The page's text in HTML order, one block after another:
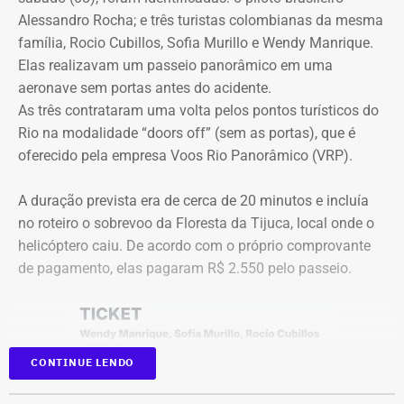
apresentar defesa no processo do TCE.
Diferença de processos
Vale ressaltar que, diferentemente da Concorrência nº
041/2025 que foi objeto de determinação de anulação
pelo TCE, o aditivo recém-publicado é referente a um
procedimento licitatório anterior: a Concorrência SRP nº
036/2022.
Ainda que se trate de licitações distintas, a manutenção
dos pagamentos e a prorrogação milionária a favor da
Geo Ambiental Empreendimentos LTDA ocorrem
exatamente no momento em que a conduta da Secretaria
de Obras e os contratos de aluguel de maquinário pesado
do município estão sob severa auditoria da Corte de
Contas.
Com tradição na realização de debates eleitorais, a Band
promove o encontro como um espaço para o confronto
de ideias e para que os eleitores conheçam as propostas
dos candidatos. A mediação será da jornalista Adriana
Araújo.
Como vai ser o debate
O formato do debate consiste em três blocos de
perguntas e respostas, confrontos diretos entre os
participantes e espaço para considerações finais.
A ordem das perguntas será definida por sorteio, e o
mediador apenas fará a condução do debate. Esgotados
os tempos de cada candidato, o áudio do microfone será
Alessandro Rocha; e três turistas colombianas da mesma
família, Rocio Cubillos, Sofia Murillo e Wendy Manrique.
Elas realizavam um passeio panorâmico em uma
aeronave sem portas antes do acidente.
As três contrataram uma volta pelos pontos turísticos do
Rio na modalidade “doors off” (sem as portas), que é
oferecido pela empresa Voos Rio Panorâmico (VRP).
A duração prevista era de cerca de 20 minutos e incluía
no roteiro o sobrevoo da Floresta da Tijuca, local onde o
helicóptero caiu. De acordo com o próprio comprovante
de pagamento, elas pagaram R$ 2.550 pelo passeio.
CONTINUE LENDO